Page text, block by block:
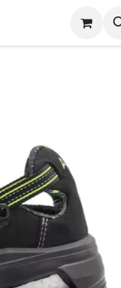
Tietoja meistä